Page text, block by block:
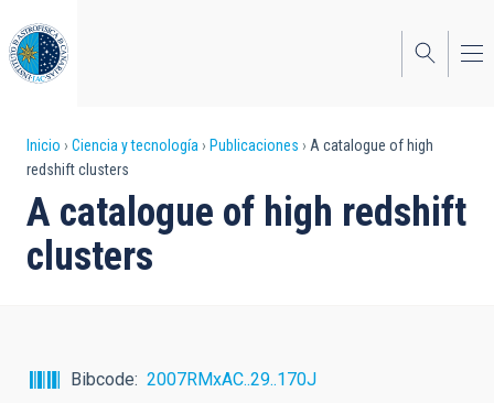
al
contenido
principal
Sobrescribir
enlaces
de
ayuda
navegación
Inicio Ciencia y tecnología Publicaciones
A catalogue of high
redshift clusters
A catalogue of high redshift
clusters
Bibcode 2007RMxAC..29..170J